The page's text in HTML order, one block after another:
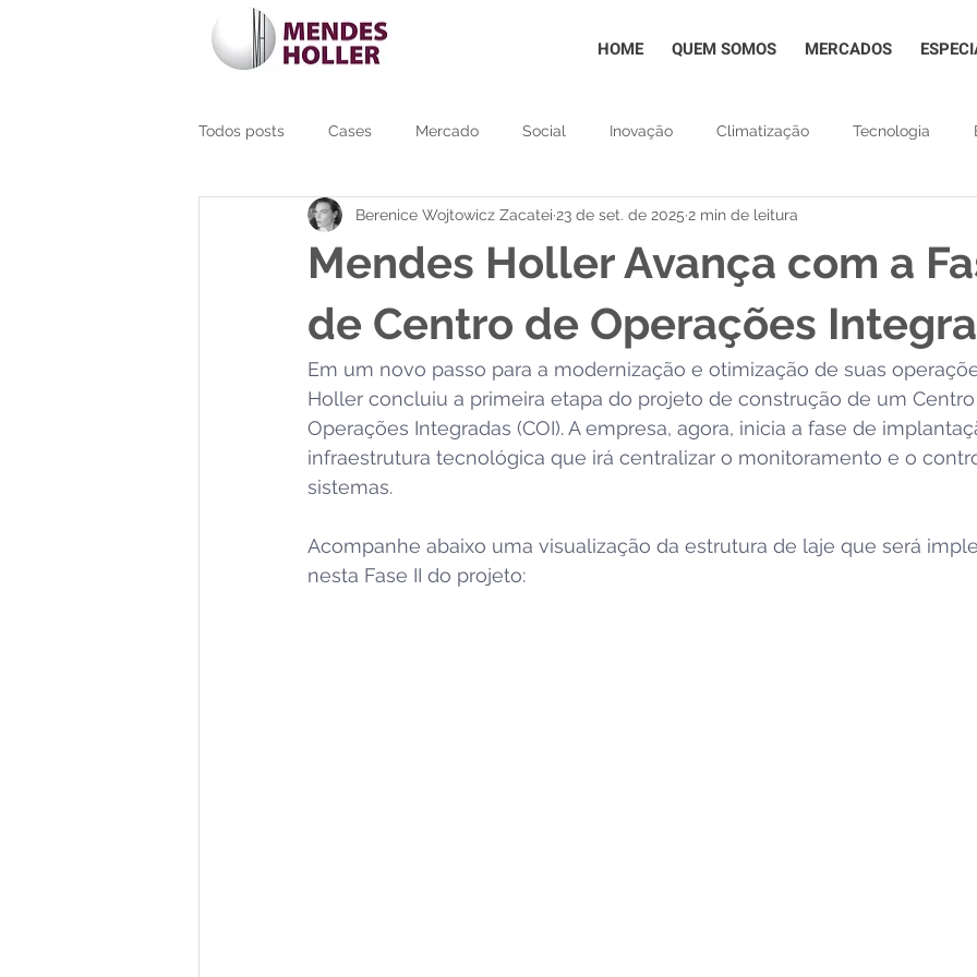
HOME QUEM SOMOS MERCADOS
Todos posts Cases Mercado Social Inovação Climatização Tecnologia
Data Center LATAM Data Center Modular BMS Certificações
Gestão Térmica Liderança femina Saúde e Bem - estar no Trabalho
Dia das Mães Obras Hospitalares Health Care
Mendes Holler Avança com a
de Centro de Operações
Berenice Wojtowicz Zacatei 23 de set. de 2025 2 min de leitura
Em um novo passo para a modernização e otimização de suas
Holler concluiu a primeira etapa do projeto de construção de um
Operações Integradas (COI). A empresa, agora, inicia a fase de
infraestrutura tecnológica que irá centralizar o monitoramento e o
sistemas.
Acompanhe abaixo uma visualização da estrutura de laje que será
nesta Fase II do projeto: